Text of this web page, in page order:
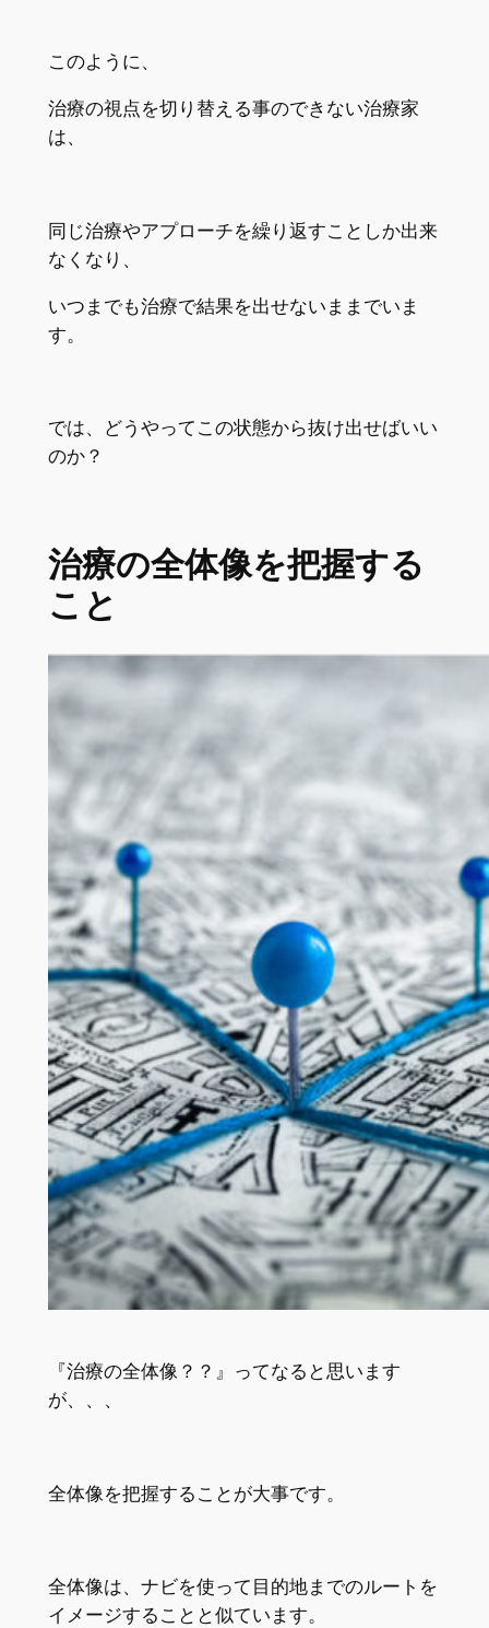
このように、
治療の視点を切り替える事のできない治療家
は、
同じ治療やアプローチを繰り返すことしか出来
なくなり、
いつまでも治療で結果を出せないままでいま
す。
では、どうやってこの状態から抜け出せばいい
のか？
治療の全体像を把握する
こと
『治療の全体像？？』ってなると思います
が、、、
全体像を把握することが大事です。
全体像は、ナビを使って目的地までのルートを
イメージすることと似ています。